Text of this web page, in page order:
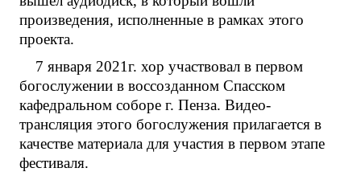
произведения, исполненные в рамках этого
проекта.
7 января 2021г. хор участвовал в первом
богослужении в воссозданном Спасском
кафедральном соборе г. Пенза. Видео-
трансляция этого богослужения прилагается в
качестве материала для участия в первом этапе
фестиваля.